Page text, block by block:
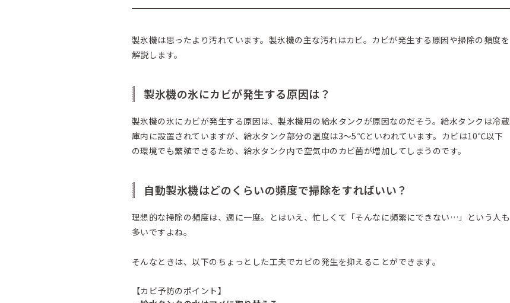
製氷機は思ったより汚れています。製氷機の主な汚れはカビ。カビが発生する原因や掃除の頻度を
解説します。
製氷機の氷にカビが発生する原因は？
製氷機の氷にカビが発生する原因は、製氷機用の給水タンクが原因なのだそう。給水タンクは冷蔵
庫内に設置されていますが、給水タンク部分の温度は3～5℃といわれています。カビは10℃以下
の環境でも繁殖できるため、給水タンク内で空気中のカビ菌が増加してしまうのです。
自動製氷機はどのくらいの頻度で掃除をすればいい？
理想的な掃除の頻度は、週に一度。とはいえ、忙しくて「そんなに頻繁にできない…」という人も
多いですよね。
そんなときは、以下のちょっとした工夫でカビの発生を抑えることができます。
【カビ予防のポイント】